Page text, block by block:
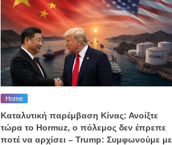
Home
Καταλυτική παρέμβαση Κίνας: Ανοίξτε
τώρα το Hormuz, o πόλεμος δεν έπρεπε
ποτέ να αρχίσει – Trump: Συμφωνούμε με